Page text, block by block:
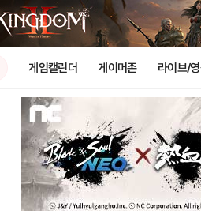
게임캘린더 게이머존 라이브/